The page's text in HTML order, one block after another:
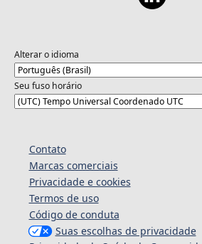
Alterar o idioma
Seu fuso horário
Contato
Marcas comerciais
Privacidade e cookies
Termos de uso
Código de conduta
Suas escolhas de privacidade